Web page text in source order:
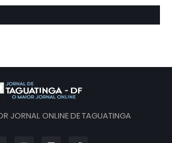
JORNAL ONLINE DE TAGUATINGA